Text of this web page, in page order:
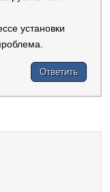
установки
Ответить